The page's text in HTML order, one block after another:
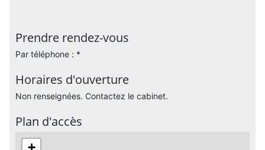
Prendre rendez-vous
Par téléphone : *
Horaires d'ouverture
Non renseignées. Contactez le cabinet.
Plan d'accès